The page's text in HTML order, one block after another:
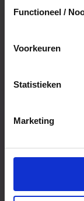
Functioneel /
Voorkeuren
Statistieken
Marketing
Tijdloze